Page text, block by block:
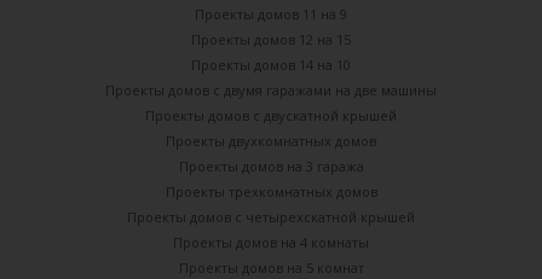
Проекты домов 11 на 9
Проекты домов 12 на 15
Проекты домов 14 на 10
Проекты домов с двумя гаражами на две машины
Проекты домов с двускатной крышей
Проекты двухкомнатных домов
Проекты домов на 3 гаража
Проекты трехкомнатных домов
Проекты домов с четырехскатной крышей
Проекты домов на 4 комнаты
Проекты домов на 5 комнат